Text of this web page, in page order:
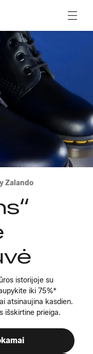
Zalando
istorijoje su
iki 75%*
atsinaujina kasdien.
išskirtine prieiga.